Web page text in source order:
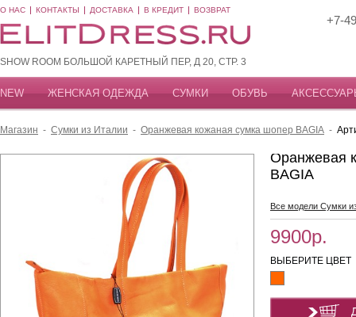
О НАС КОНТАКТЫ ДОСТАВКА В КРЕДИТ ВОЗВРАТ
SHOW ROOM БОЛЬШОЙ КАРЕТНЫЙ ПЕР, Д 20, СТР. 3
+7-
NEW ЖЕНСКАЯ ОДЕЖДА СУМКИ ОБУВЬ
Магазин - Сумки из Италии - Оранжевая кожаная сумка шопер BAGIA -
Оранжевая
BAGIA
Все модели Сумки
9900р.
ВЫБЕРИТЕ ЦВЕТ